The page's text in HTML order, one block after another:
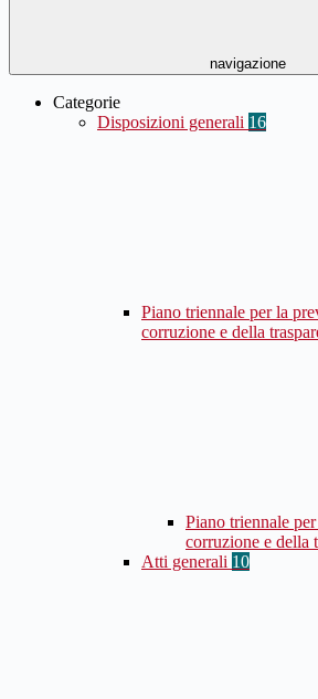
navigazione
Categorie
Disposizioni generali 16
Piano triennale per la
corruzione e della
Piano triennale
corruzione e della
Atti generali 10